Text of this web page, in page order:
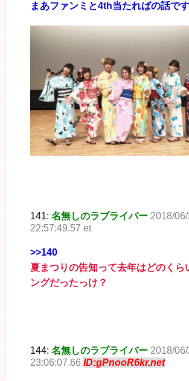
まあファンミと4th当たればの話で
141: 名無しのラブライバー 2018/
22:57:49.57 et
>>140
夏まつりの告知って去年はどのくら
ングだったっけ？
144: 名無しのラブライバー 2018/
23:06:07.66 ID:gPnooR6kr.net